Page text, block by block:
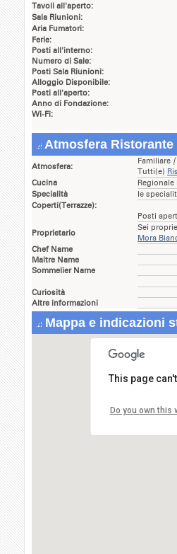
Tavoli all'aperto:
Sala Riunioni:
Aria Fumatori:
Ferie:
Posti all'interno:
Numero di Sale:
Posti Sala Riunioni:
Alloggio Disponibile:
Posti all'aperto:
Anno di Fondazione:
Wi-Fi:
Atmosfera Ristorante
Atmosfera:
Familiare
Tutti(e)
Cucina
Regionale
Specialità
le
Coperti(Terrazze):
Posti
Proprietario
Sei
Mora
Chef Name
Maitre Name
Sommelier Name
Curiosità
Altre informazioni
Mappa e indicazioni
This page
Do you own this